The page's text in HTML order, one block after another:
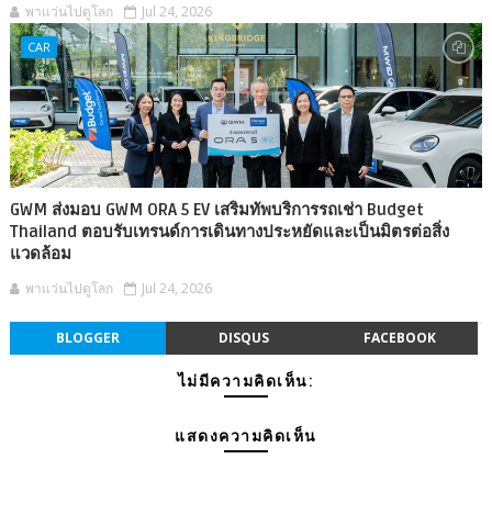
พาแว่นไปดูโลก Jul 24, 2026
CAR
GWM ส่งมอบ GWM ORA 5 EV เสริมทัพบริการรถเช่า Budget
Thailand ตอบรับเทรนด์การเดินทางประหยัดและเป็นมิตรต่อสิ่ง
แวดล้อม
พาแว่นไปดูโลก Jul 24, 2026
BLOGGER DISQUS FACEBOOK
ไม่มีความคิดเห็น:
แสดงความคิดเห็น